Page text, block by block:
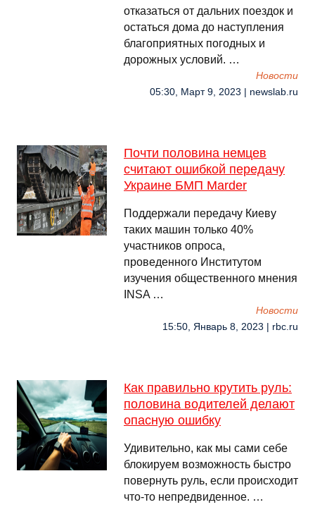
отказаться от дальних поездок и
остаться дома до наступления
благоприятных погодных и
дорожных условий. …
Новости
05:30, Март 9, 2023 | newslab.ru
Почти половина немцев
считают ошибкой передачу
Украине БМП Marder
Поддержали передачу Киеву
таких машин только 40%
участников опроса,
проведенного Институтом
изучения общественного мнения
INSA …
Новости
15:50, Январь 8, 2023 | rbc.ru
Как правильно крутить руль:
половина водителей делают
опасную ошибку
Удивительно, как мы сами себе
блокируем возможность быстро
повернуть руль, если происходит
что-то непредвиденное. …